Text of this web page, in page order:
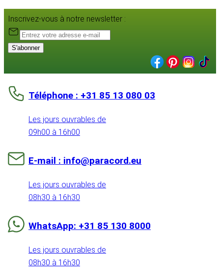
Inscrivez-vous à notre newsletter :
S'abonner
Téléphone : +31 85 13 080 03
Les jours ouvrables de
09h00 à 16h00
E-mail : info@paracord.eu
Les jours ouvrables de
08h30 à 16h30
WhatsApp: +31 85 130 8000
Les jours ouvrables de
08h30 à 16h30